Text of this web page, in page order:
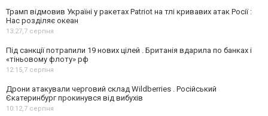
Трамп відмовив Україні у ракетах Patriot на тлі кривавих атак Росії :
Нас розділяє океан
13:27,7 серпня
Під санкції потрапили 19 нових цілей . Британія вдарила по банках і
«тіньовому флоту» рф
12:15,7 серпня
Дрони атакували черговий склад Wildberries . Російський
Єкатеринбург прокинувся від вибухів
10:12,7 серпня